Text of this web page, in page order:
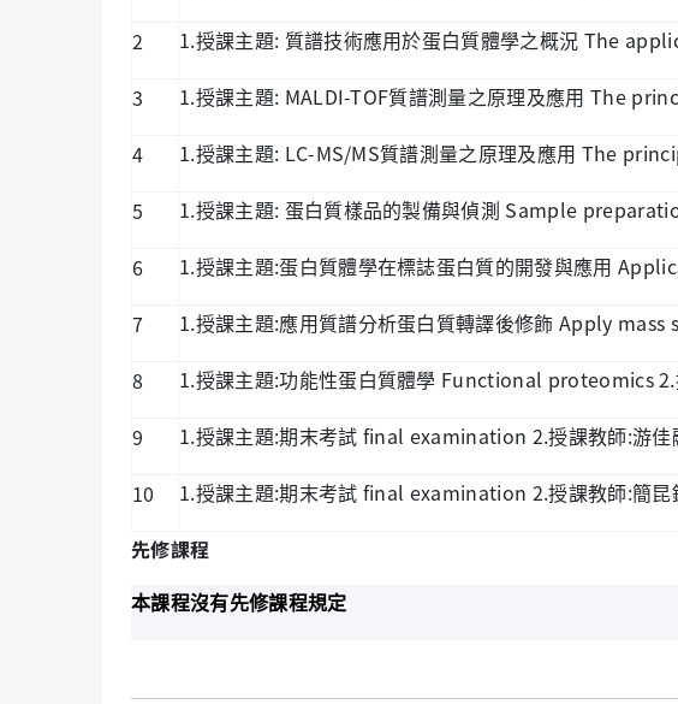
2 1.授課主題: 質譜技術應用於蛋白質體學之概況 The
3 1.授課主題: MALDI-TOF質譜測量之原理及應用 The
4 1.授課主題: LC-MS/MS質譜測量之原理及應用 The
5 1.授課主題: 蛋白質樣品的製備與偵測 Sample
6 1.授課主題:蛋白質體學在標誌蛋白質的開發與應用
7 1.授課主題:應用質譜分析蛋白質轉譯後修飾 Apply mass
8
1.授課主題:功能性蛋白質體學 Functional proteomics 2.
9 1.授課主題:期末考試 final examination 2.授課教師:游佳
10 1.授課主題:期末考試 final examination 2.授課教師:簡昆
先修課程
本課程沒有先修課程規定